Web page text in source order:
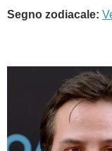
SESSO
GUIDE
Segno zodiacale: